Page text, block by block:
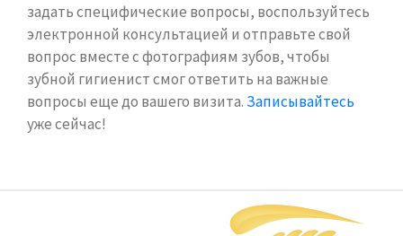
задать специфические вопросы, воспользуйтесь
электронной консультацией и отправьте свой
вопрос вместе с фотографиям зубов, чтобы
зубной гигиенист смог ответить на важные
вопросы еще до вашего визита. Записывайтесь
уже сейчас!